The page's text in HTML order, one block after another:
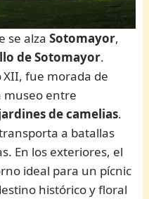
se alzaSotomayor,
de Sotomayor.
XII, fue morada de
museo entre
de camelias.
a batallas
En los exteriores, el
ideal para un pícnic
histórico y floral